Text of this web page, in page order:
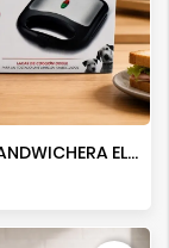
RC-SW1 SANDWICHERA ELECTRICA